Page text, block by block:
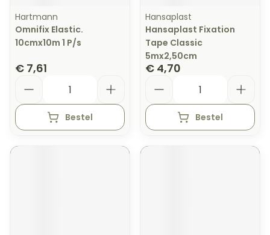
Hartmann
Omnifix Elastic.
10cmx10m 1 P/s
€ 7,61
Bestel
Hansaplast
Hansaplast Fixation
Tape Classic
5mx2,50cm
€ 4,70
Bestel